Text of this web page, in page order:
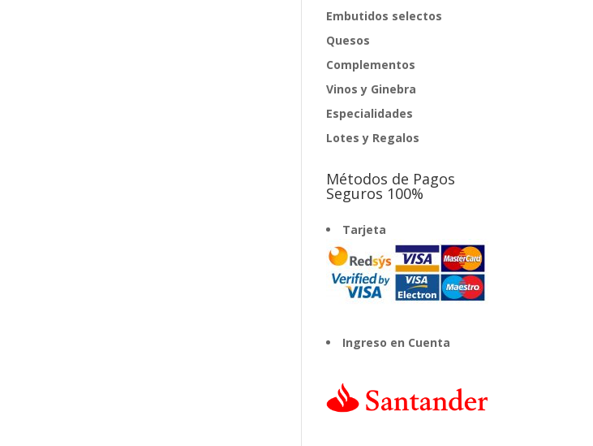
Embutidos selectos
Quesos
Complementos
Vinos y Ginebra
Especialidades
Lotes y Regalos
Métodos de Pagos
Seguros 100%
Tarjeta
Ingreso en Cuenta